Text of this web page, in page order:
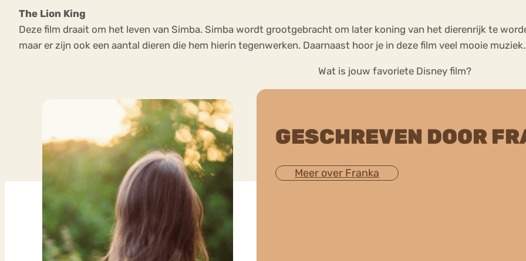
The Lion King
Deze film draait om het leven van Simba. Simba wordt grootgebracht om later koning van het dierenrijk te
maar er zijn ook een aantal dieren die hem hierin tegenwerken. Daarnaast hoor je in deze film veel mooie muziek.
Wat is jouw favoriete Disney film?
GESCHREVEN DOOR
Meer over Franka